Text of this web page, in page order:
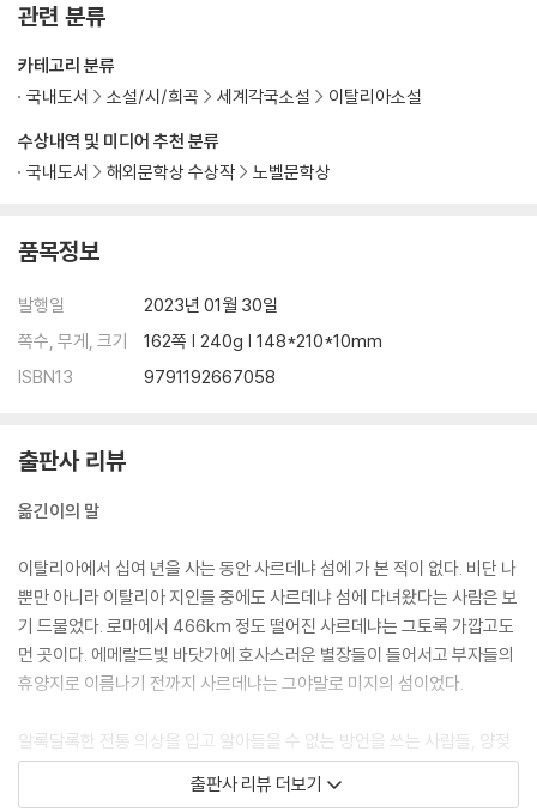
관련 분류
수상내역 및 미디어 추천 분류
국내도서
해외문학상 수상작 노벨문학상
카테고리 분류
국내도서
소설/시/희곡 세계각국소설 이탈리아소설
품목정보
발행일
2023년 01월 30일
쪽수, 무게, 크기
162쪽 | 240g | 148*210*10mm
ISBN13
9791192667058
출판사 리뷰
옮긴이의 말
이탈리아에서 십여 년을 사는 동안 사르데냐 섬에 가 본 적이 없다. 비단 나
뿐만 아니라 이탈리아 지인들 중에도 사르데냐 섬에 다녀왔다는 사람은 보
기 드물었다. 로마에서 466km 정도 떨어진 사르데냐는 그토록 가깝고도
먼 곳이다. 에메랄드빛 바닷가에 호사스러운 별장들이 들어서고 부자들의
휴양지로 이름나기 전까지 사르데냐는 그야말로 미지의 섬이었다.
알록달록한 전통 의상을 입고 알아들을 수 없는 방언을 쓰는 사람들, 양젖
을 숙성시킨 페코리노 치즈와 구더기가 튀어 오르는 부패한 카수마르추 치
즈를 만드는 목동들, 동굴이 있는 바위산과 숲으로 이루어진 산세는 어찌
출판사 리뷰 더보기